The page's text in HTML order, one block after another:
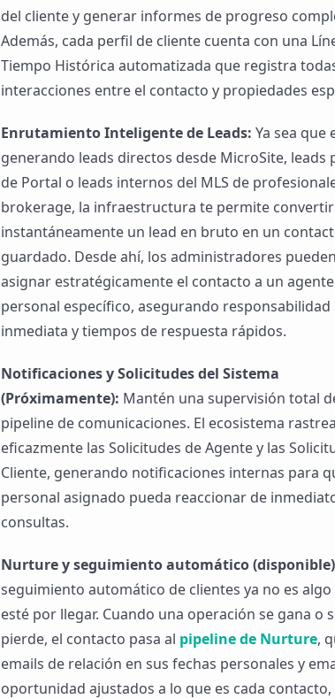
del cliente y generar informes de progreso
Además, cada perfil de cliente cuenta con una
Tiempo Histórica automatizada que registra
interacciones entre el contacto y propiedades
Enrutamiento Inteligente de Leads: Ya sea que
generando leads directos desde MicroSite, leads
de Portal o leads internos del MLS de
brokerage, la infraestructura te permite convertir
instantáneamente un lead en bruto en un
guardado. Desde ahí, los administradores pueden
asignar estratégicamente el contacto a un
personal específico, asegurando responsabilidad
inmediata y tiempos de respuesta rápidos.
Notificaciones y Solicitudes del Sistema
(Próximamente): Mantén una supervisión total
pipeline de comunicaciones. El ecosistema rastrea
eficazmente las Solicitudes de Agente y las
Cliente, generando notificaciones internas para
personal asignado pueda reaccionar de
consultas.
Nurture y seguimiento automático
seguimiento automático de clientes ya no es algo
esté por llegar. Cuando una operación se gana o
pierde, el contacto pasa al pipeline de Nurture,
emails de relación en sus fechas personales y
oportunidad ajustados a lo que es cada